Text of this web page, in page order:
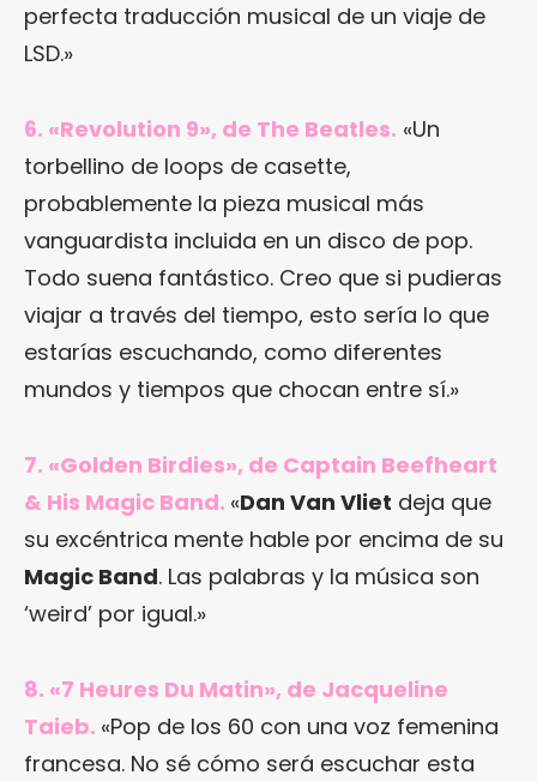
perfecta traducción musical de un viaje de
LSD.»
6. «Revolution 9», de The Beatles. «Un
torbellino de loops de casette,
probablemente la pieza musical más
vanguardista incluida en un disco de pop.
Todo suena fantástico. Creo que si pudieras
viajar a través del tiempo, esto sería lo que
estarías escuchando, como diferentes
mundos y tiempos que chocan entre sí.»
7. «Golden Birdies», de Captain Beefheart
& His Magic Band. «Dan Van Vliet deja que
su excéntrica mente hable por encima de su
Magic Band. Las palabras y la música son
‘weird’ por igual.»
8. «7 Heures Du Matin», de Jacqueline
Taieb. «Pop de los 60 con una voz femenina
francesa. No sé cómo será escuchar esta